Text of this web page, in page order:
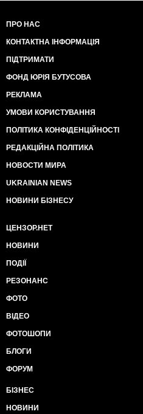
ПРО НАС
КОНТАКТНА ІНФОРМАЦІЯ
ПІДТРИМАТИ
ФОНД ЮРІЯ БУТУСОВА
РЕКЛАМА
УМОВИ КОРИСТУВАННЯ
ПОЛІТИКА КОНФІДЕНЦІЙНОСТІ
РЕДАКЦІЙНА ПОЛІТИКА
НОВОСТИ МИРА
UKRAINIAN NEWS
НОВИНИ БІЗНЕСУ
ЦЕНЗОР.НЕТ
НОВИНИ
ПОДІЇ
РЕЗОНАНС
ФОТО
ВІДЕО
ФОТОШОПИ
БЛОГИ
ФОРУМ
БІЗНЕС
НОВИНИ